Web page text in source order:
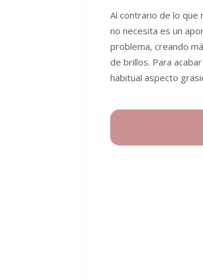
Al contrario de lo que
no necesita es un
problema, creando
de brillos. Para
habitual aspecto